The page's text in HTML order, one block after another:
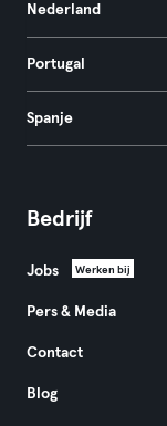
Nederland
Portugal
Spanje
Bedrijf
Jobs Werken bij
Pers & Media
Contact
Blog